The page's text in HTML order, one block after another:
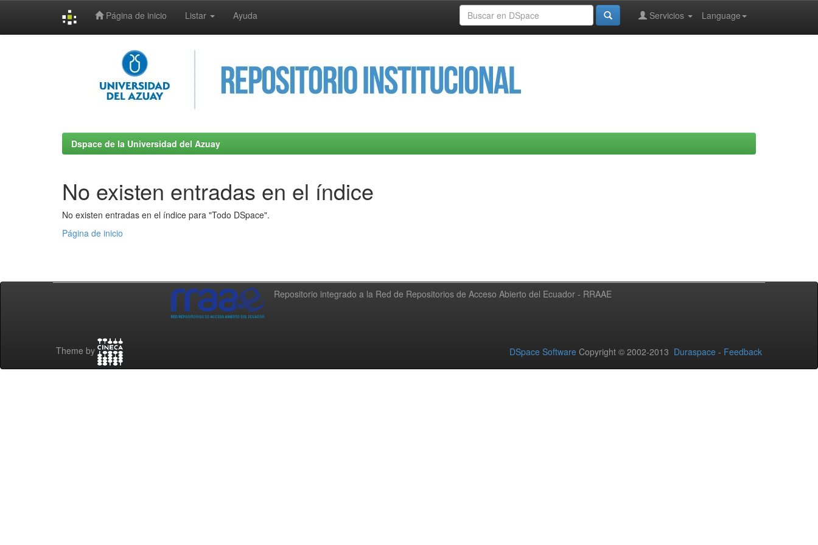
Página de inicio Listar Ayuda Language
Servicios
Dspace de la Universidad del Azuay
No existen entradas en el índice
No existen entradas en el índice para "Todo DSpace".
Página de inicio
Repositorio integrado a la Red de Repositorios de Acceso Abierto del Ecuador - RRAAE
Theme by DSpace Software Copyright © 2002-2013 Duraspace - Feedback